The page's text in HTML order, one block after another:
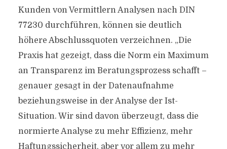
Kunden von Vermittlern Analysen nach DIN
77230 durchführen, können sie deutlich
höhere Abschlussquoten verzeichnen. „Die
Praxis hat gezeigt, dass die Norm ein Maximum
an Transparenz im Beratungsprozess schafft –
genauer gesagt in der Datenaufnahme
beziehungsweise in der Analyse der Ist-
Situation. Wir sind davon überzeugt, dass die
normierte Analyse zu mehr Effizienz, mehr
Haftungssicherheit, aber vor allem zu mehr